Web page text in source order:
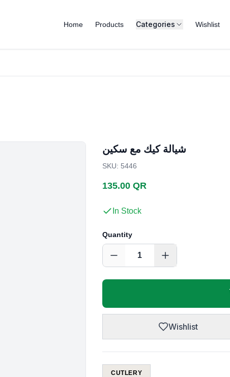
Home Products Categories Wishlist
شيالة كيك مع سكين
SKU: 5446
135.00 QR
In Stock
Quantity
1
Wishlist
CUTLERY